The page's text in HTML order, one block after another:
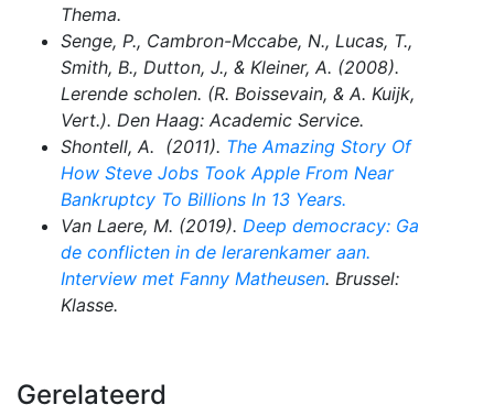
Thema.
Senge, P., Cambron-Mccabe, N., Lucas, T.,
Smith, B., Dutton, J., & Kleiner, A. (2008).
Lerende scholen. (R. Boissevain, & A. Kuijk,
Vert.). Den Haag: Academic Service.
Shontell, A. (2011). The Amazing Story Of
How Steve Jobs Took Apple From Near
Bankruptcy To Billions In 13 Years.
Van Laere, M. (2019). Deep democracy: Ga
de conflicten in de lerarenkamer aan.
Interview met Fanny Matheusen. Brussel:
Klasse.
Gerelateerd